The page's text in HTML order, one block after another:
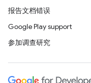
报告文档错误
Google Play support
参加调查研究